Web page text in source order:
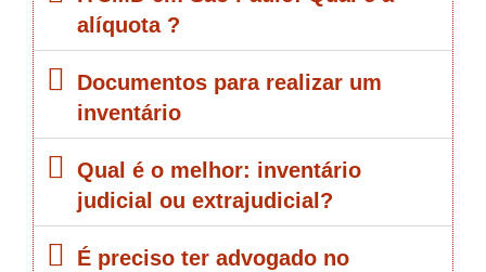
alíquota ?
Documentos para realizar um
inventário
Qual é o melhor: inventário
judicial ou extrajudicial?
É preciso ter advogado no